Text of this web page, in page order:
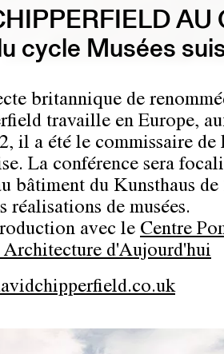
cycle Musées
britannique de
travaille en Europe,
il a été le commissaire
La conférence sera
bâtiment du Kunsthaus
réalisations de musées.
avec le Centre
Architecture d'Aujourd'hui